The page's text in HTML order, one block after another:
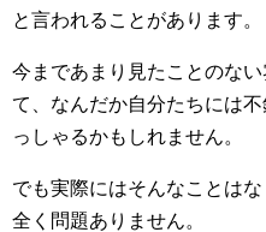
と言われることがあります。
今まであまり見たことのな
て、なんだか自分たちには
っしゃるかもしれません。
でも実際にはそんなことは
全く問題ありません。